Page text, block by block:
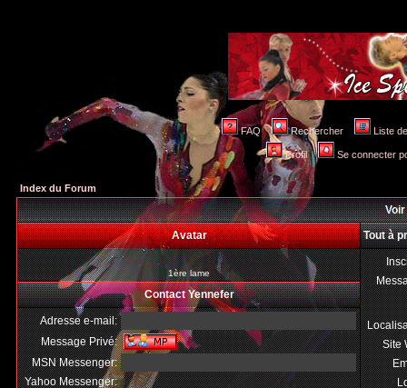
FAQ Rechercher Liste
Profil Se connecter
Index du Forum
Avatar
Tout à
1ère lame
Site
Contact Yennefer
Adresse e-mail:
Message Privé:
MSN Messenger:
Yahoo Messenger: